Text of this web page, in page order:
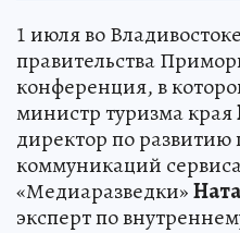
1 июля во
правительства
конференция, в
министр туризма края
директор по развитию
коммуникаций сервиса
«Медиаразведки»
эксперт по